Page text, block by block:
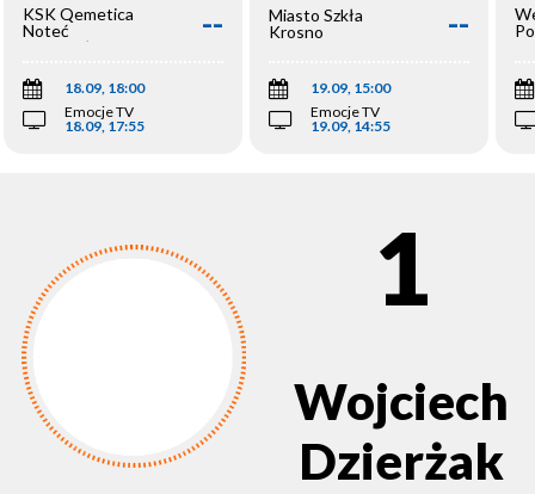
KSK Qemetica
Noteć
Inowrocław
--
18.09, 18:00
Emocje TV
18.09, 17:55
Miasto Szkła
Krosno
--
19.09, 15:00
Emocje TV
19.09, 14:55
1
Wojciech
Dzierżak